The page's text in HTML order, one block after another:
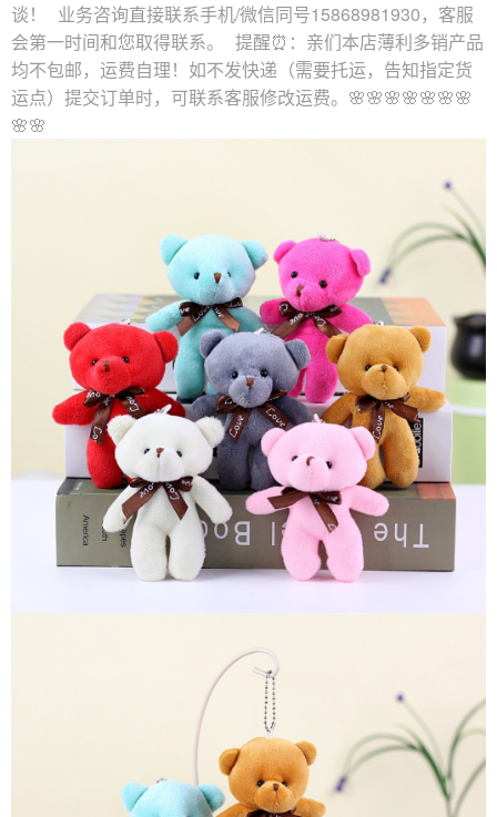
谈！ 业务咨询直接联系手机/微信同号15868981930，客服
会第一时间和您取得联系。 提醒⏰：亲们本店薄利多销产品
均不包邮，运费自理！如不发快递（需要托运，告知指定货
运点）提交订单时，可联系客服修改运费。🌸🌸🌸🌸🌸🌸🌸
🌸🌸